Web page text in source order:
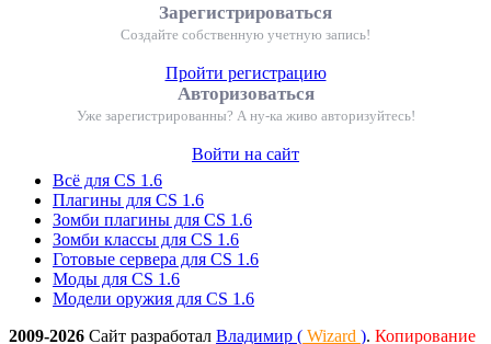
Зарегистрироваться
Создайте собственную учетную запись!
Пройти регистрацию
Авторизоваться
Уже зарегистрированны? А ну-ка живо авторизуйтесь!
Войти на сайт
Всё для CS 1.6
Плагины для CS 1.6
Зомби плагины для CS 1.6
Зомби классы для CS 1.6
Готовые сервера для CS 1.6
Моды для CS 1.6
Модели оружия для CS 1.6
2009-2026 Сайт разработал Владимир ( Wizard ). Копирование